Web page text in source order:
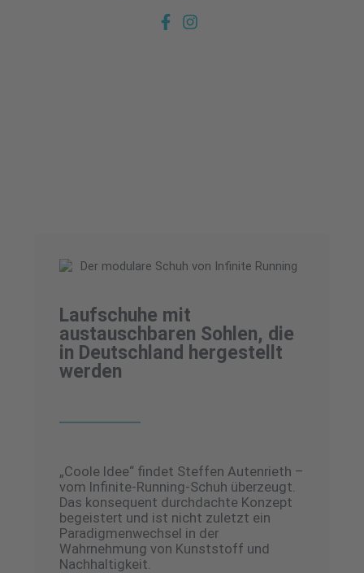
Laufschuhe mit
austauschbaren Sohlen, die
in Deutschland hergestellt
werden
„Coole Idee“ findet Steffen Autenrieth –
vom Infinite-Running-Schuh überzeugt.
Das konsequent durchdachte Konzept
begeistert und ist nicht zuletzt ein
Paradigmenwechsel in der
Wahrnehmung von Kunststoff und
Nachhaltigkeit.